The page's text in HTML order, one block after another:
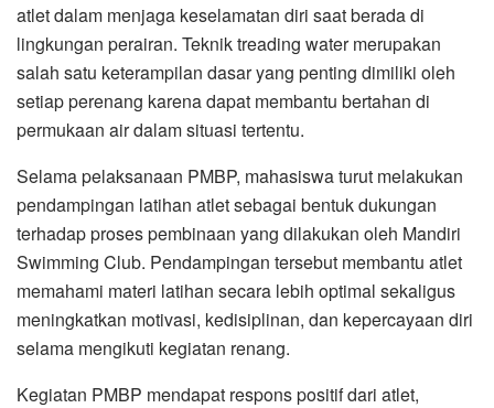
atlet dalam menjaga keselamatan diri saat berada di
lingkungan perairan. Teknik treading water merupakan
salah satu keterampilan dasar yang penting dimiliki oleh
setiap perenang karena dapat membantu bertahan di
permukaan air dalam situasi tertentu.
Selama pelaksanaan PMBP, mahasiswa turut melakukan
pendampingan latihan atlet sebagai bentuk dukungan
terhadap proses pembinaan yang dilakukan oleh Mandiri
Swimming Club. Pendampingan tersebut membantu atlet
memahami materi latihan secara lebih optimal sekaligus
meningkatkan motivasi, kedisiplinan, dan kepercayaan diri
selama mengikuti kegiatan renang.
Kegiatan PMBP mendapat respons positif dari atlet,